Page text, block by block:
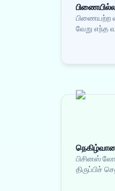
பிணையற்ற
வேறு எந்த
நெகிழ்வான
பிசினஸ்
திருப்பிச்